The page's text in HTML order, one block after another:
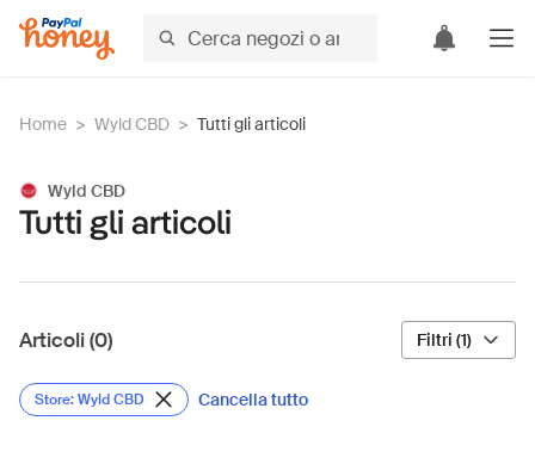
Home > Wyld CBD > Tutti gli articoli
Wyld CBD
Tutti gli articoli
Articoli (0) Filtri (1)
Store: Wyld CBD Cancella tutto